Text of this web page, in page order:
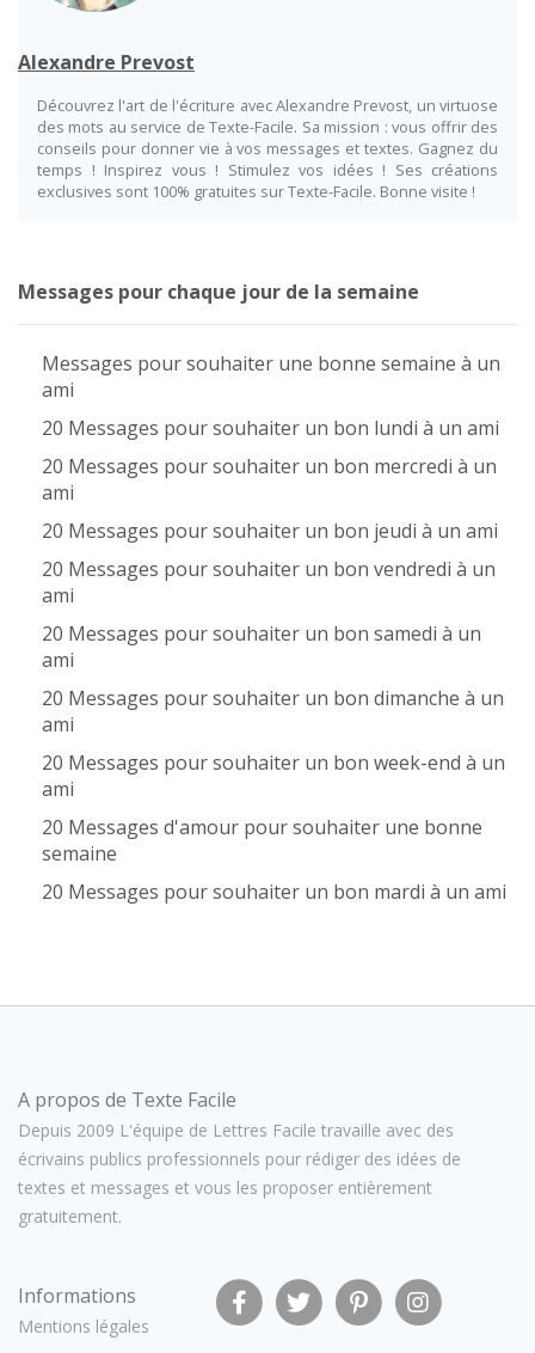
Alexandre Prevost
Découvrez l'art de l'écriture avec Alexandre Prevost, un virtuose
des mots au service de Texte-Facile. Sa mission : vous offrir des
conseils pour donner vie à vos messages et textes. Gagnez du
temps ! Inspirez vous ! Stimulez vos idées ! Ses créations
exclusives sont 100% gratuites sur Texte-Facile. Bonne visite !
Messages pour chaque jour de la semaine
Messages pour souhaiter une bonne semaine à un
ami
20 Messages pour souhaiter un bon lundi à un ami
20 Messages pour souhaiter un bon mercredi à un
ami
20 Messages pour souhaiter un bon jeudi à un ami
20 Messages pour souhaiter un bon vendredi à un
ami
20 Messages pour souhaiter un bon samedi à un
ami
20 Messages pour souhaiter un bon dimanche à un
ami
20 Messages pour souhaiter un bon week-end à un
ami
20 Messages d'amour pour souhaiter une bonne
semaine
20 Messages pour souhaiter un bon mardi à un ami
A propos de Texte Facile
Depuis 2009 L'équipe de Lettres Facile travaille avec des
écrivains publics professionnels pour rédiger des idées de
textes et messages et vous les proposer entièrement
gratuitement.
Informations
Mentions légales